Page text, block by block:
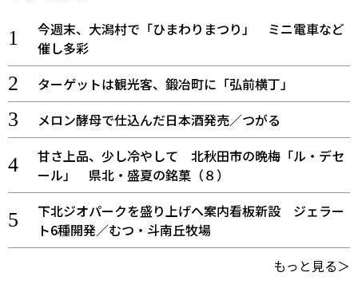
今週末、大潟村で「ひまわりまつり」 ミニ電車など
催し多彩
ターゲットは観光客、鍛冶町に「弘前横丁」
メロン酵母で仕込んだ日本酒発売／つがる
甘さ上品、少し冷やして 北秋田市の晩梅「ル・デセ
ール」 県北・盛夏の銘菓（８）
下北ジオパークを盛り上げへ案内看板新設 ジェラー
ト6種開発／むつ・斗南丘牧場
もっと見る＞